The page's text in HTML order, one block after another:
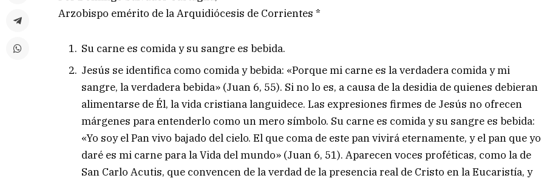
Arzobispo emérito de la Arquidiócesis de Corrientes *
Su carne es comida y su sangre es bebida.
Jesús se identifica como comida y bebida: «Porque mi carne es la verdadera comida y mi
sangre, la verdadera bebida» (Juan 6, 55). Si no lo es, a causa de la desidia de quienes debieran
alimentarse de Él, la vida cristiana languidece. Las expresiones firmes de Jesús no ofrecen
márgenes para entenderlo como un mero símbolo. Su carne es comida y su sangre es bebida:
«Yo soy el Pan vivo bajado del cielo. El que coma de este pan vivirá eternamente, y el pan que yo
daré es mi carne para la Vida del mundo» (Juan 6, 51). Aparecen voces proféticas, como la de
San Carlo Acutis, que convencen de la verdad de la presencia real de Cristo en la Eucaristía, y